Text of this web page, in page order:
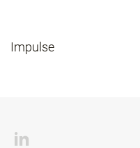
Impulse